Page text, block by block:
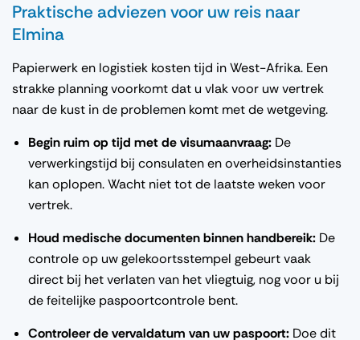
Praktische adviezen voor uw reis naar
Elmina
Papierwerk en logistiek kosten tijd in West-Afrika. Een
strakke planning voorkomt dat u vlak voor uw vertrek
naar de kust in de problemen komt met de wetgeving.
Begin ruim op tijd met de visumaanvraag: De
verwerkingstijd bij consulaten en overheidsinstanties
kan oplopen. Wacht niet tot de laatste weken voor
vertrek.
Houd medische documenten binnen handbereik: De
controle op uw gelekoortsstempel gebeurt vaak
direct bij het verlaten van het vliegtuig, nog voor u bij
de feitelijke paspoortcontrole bent.
Controleer de vervaldatum van uw paspoort: Doe dit